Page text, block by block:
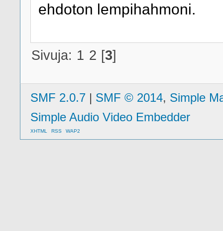
ehdoton lempihahmoni.
Sivuja: 1 2 [3]
SMF 2.0.7 | SMF © 2014, Simple
Simple Audio Video Embedder
XHTML RSS WAP2